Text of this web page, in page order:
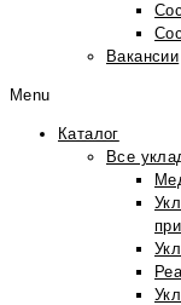
Вакансии
Menu
Каталог
Все